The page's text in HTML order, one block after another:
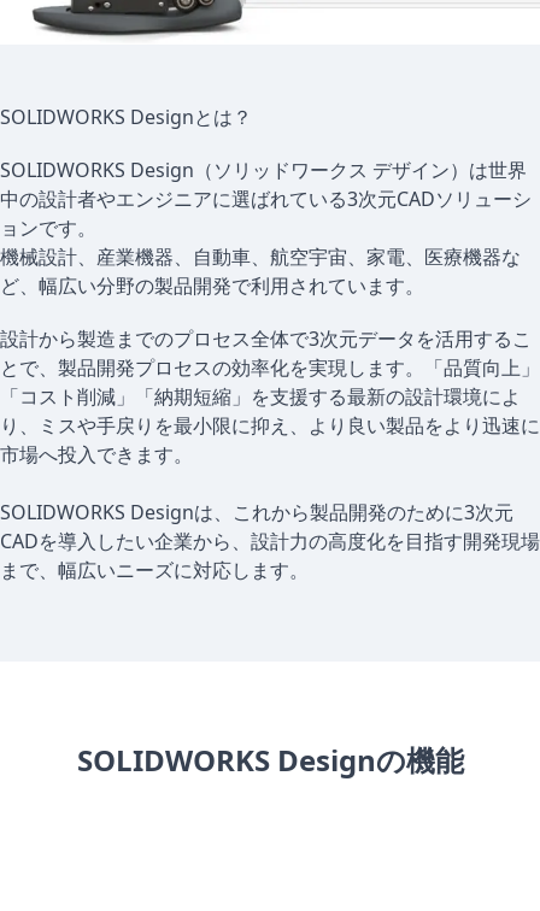
SOLIDWORKS Designとは？
SOLIDWORKS Design（ソリッドワークス デザイン）は世界
中の設計者やエンジニアに選ばれている3次元CADソリューシ
ョンです。
機械設計、産業機器、自動車、航空宇宙、家電、医療機器な
ど、幅広い分野の製品開発で利用されています。
設計から製造までのプロセス全体で3次元データを活用するこ
とで、製品開発プロセスの効率化を実現します。「品質向上」
「コスト削減」「納期短縮」を支援する最新の設計環境によ
り、ミスや手戻りを最小限に抑え、より良い製品をより迅速に
市場へ投入できます。
SOLIDWORKS Designは、これから製品開発のために3次元
CADを導入したい企業から、設計力の高度化を目指す開発現場
まで、幅広いニーズに対応します。
SOLIDWORKS Designの機能